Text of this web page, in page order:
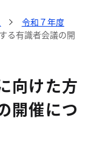
令和７年度
る有識者会議の開
向けた方
開催につ